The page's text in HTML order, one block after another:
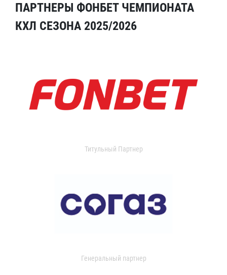
ПАРТНЕРЫ ФОНБЕТ ЧЕМПИОНАТА
КХЛ СЕЗОНА 2025/2026
Титульный Партнер
Генеральный партнер